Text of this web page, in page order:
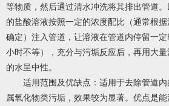
等物质，然后通过清水冲洗将其排出管道
的盐酸溶液按照一定的浓度配比（通常根
确定）注入管道，让溶液在管道内停留一
小时不等），充分与污垢反应后，再用大
的水呈中性。
适用范围及优缺点：适用于去除管道
属氧化物类污垢，效果较为显著。优点是